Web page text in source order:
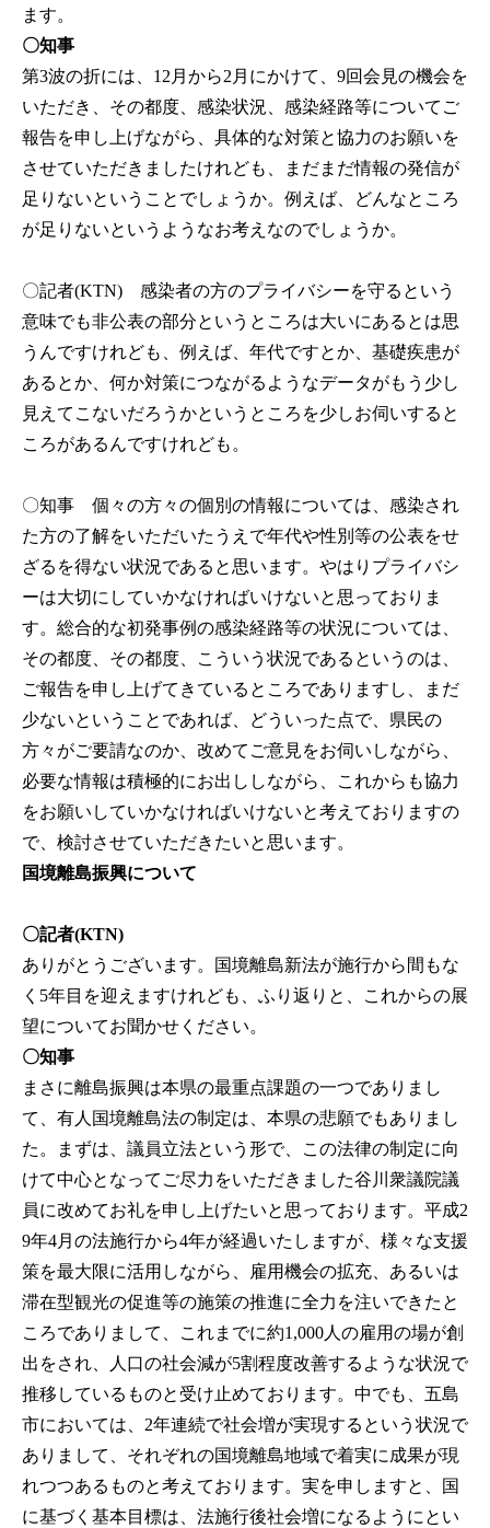
ます。
〇知事
第3波の折には、12月から2月にかけて、9回会見の機会を
いただき、その都度、感染状況、感染経路等についてご
報告を申し上げながら、具体的な対策と協力のお願いを
させていただきましたけれども、まだまだ情報の発信が
足りないということでしょうか。例えば、どんなところ
が足りないというようなお考えなのでしょうか。
〇記者(KTN) 感染者の方のプライバシーを守るという
意味でも非公表の部分というところは大いにあるとは思
うんですけれども、例えば、年代ですとか、基礎疾患が
あるとか、何か対策につながるようなデータがもう少し
見えてこないだろうかというところを少しお伺いすると
ころがあるんですけれども。
〇知事 個々の方々の個別の情報については、感染され
た方の了解をいただいたうえで年代や性別等の公表をせ
ざるを得ない状況であると思います。やはりプライバシ
ーは大切にしていかなければいけないと思っておりま
す。総合的な初発事例の感染経路等の状況については、
その都度、その都度、こういう状況であるというのは、
ご報告を申し上げてきているところでありますし、まだ
少ないということであれば、どういった点で、県民の
方々がご要請なのか、改めてご意見をお伺いしながら、
必要な情報は積極的にお出ししながら、これからも協力
をお願いしていかなければいけないと考えておりますの
で、検討させていただきたいと思います。
国境離島振興について
〇記者(KTN)
ありがとうございます。国境離島新法が施行から間もな
く5年目を迎えますけれども、ふり返りと、これからの展
望についてお聞かせください。
〇知事
まさに離島振興は本県の最重点課題の一つでありまし
て、有人国境離島法の制定は、本県の悲願でもありまし
た。まずは、議員立法という形で、この法律の制定に向
けて中心となってご尽力をいただきました谷川衆議院議
員に改めてお礼を申し上げたいと思っております。平成2
9年4月の法施行から4年が経過いたしますが、様々な支援
策を最大限に活用しながら、雇用機会の拡充、あるいは
滞在型観光の促進等の施策の推進に全力を注いできたと
ころでありまして、これまでに約1,000人の雇用の場が創
出をされ、人口の社会減が5割程度改善するような状況で
推移しているものと受け止めております。中でも、五島
市においては、2年連続で社会増が実現するという状況で
ありまして、それぞれの国境離島地域で着実に成果が現
れつつあるものと考えております。実を申しますと、国
に基づく基本目標は、法施行後社会増になるようにとい